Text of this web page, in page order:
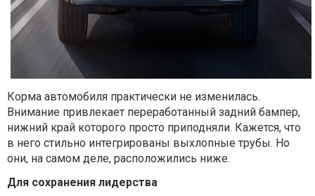
Корма автомобиля практически не изменилась.
Внимание привлекает переработанный задний бампер,
нижний край которого просто приподняли. Кажется, что
в него стильно интегрированы выхлопные трубы. Но
они, на самом деле, расположились ниже.
Для сохранения лидерства